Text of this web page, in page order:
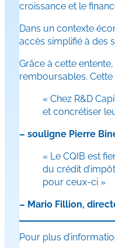
croissance et le
Dans un contexte
accès simplifié à des
Grâce à cette
remboursables.
« Chez R&D
et concrétiser
– souligne Pierre
« Le CQIB est
du crédit
pour ceux-ci »
– Mario Fillion,
Pour plus